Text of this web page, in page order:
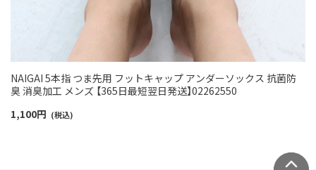
NAIGAI 5本指 つま先用 フットキャップ アンダーソックス 抗菌防
臭 消臭加工 メンズ 【365日最短翌日発送】02262550
1,100円 (税込)